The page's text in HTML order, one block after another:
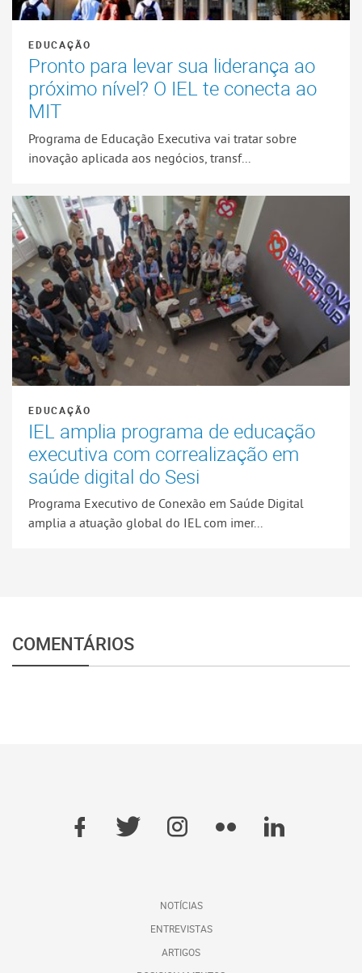
EDUCAÇÃO
Pronto para levar sua liderança ao
próximo nível? O IEL te conecta ao
MIT
Programa de Educação Executiva vai tratar sobre
inovação aplicada aos negócios, transf...
EDUCAÇÃO
IEL amplia programa de educação
executiva com correalização em
saúde digital do Sesi
Programa Executivo de Conexão em Saúde Digital
amplia a atuação global do IEL com imer...
COMENTÁRIOS
NOTÍCIAS
ENTREVISTAS
ARTIGOS